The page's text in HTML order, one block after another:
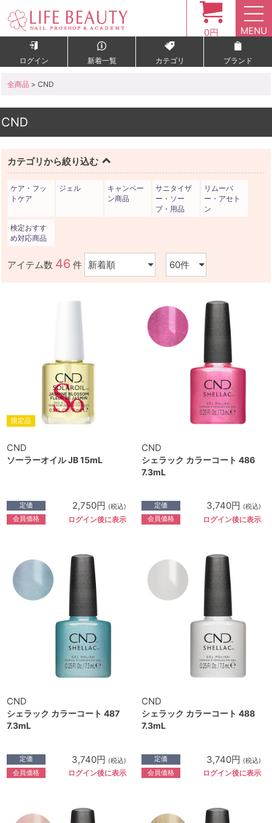
0円 MENU
ログイン 新着一覧 カテゴリ ブランド
全商品 > CND
CND
カテゴリから絞り込む
ケア・フッ
トケア
ジェル
キャンペー
ン商品
サニタイザ
ー・ソー
プ・用品
リムーバ
ー・アセト
ン
検定おすす
め対応商品
アイテム数 46 件
限定品
CND
ソーラーオイル JB 15mL
定価 2,750円 (税込)
会員価格 ログイン後に表示
CND
シェラック カラーコート 486
7.3mL
定価 3,740円 (税込)
会員価格 ログイン後に表示
CND
シェラック カラーコート 487
7.3mL
定価 3,740円 (税込)
会員価格 ログイン後に表示
CND
シェラック カラーコート 488
7.3mL
定価 3,740円 (税込)
会員価格 ログイン後に表示